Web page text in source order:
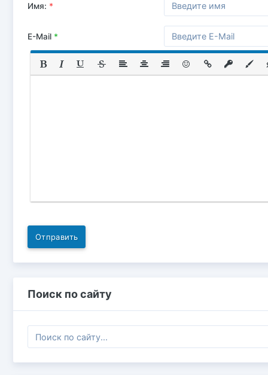
Имя: *
E-Mail *
Отправить
Поиск по сайту